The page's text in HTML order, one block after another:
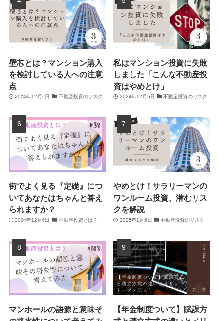
壁芯とは？マンション購入
を検討している人への注意
点
2024年12月6日 不動産投資のリスク
私はマンション投資に失敗
しました「こんな不動産投
資はやめとけ」
2024年12月6日 不動産投資のリスク
街でよく見る『定礎』につ
いてあなたはちゃんと答え
られますか？
2024年12月6日 不動産投資とは？
やめとけ！サラリーマンの
ワンルーム投資、潜むリス
クを解説
2025年1月6日 不動産投資のリスク
マンホールの語源と意味そ
【年金制度ついて】賦課方